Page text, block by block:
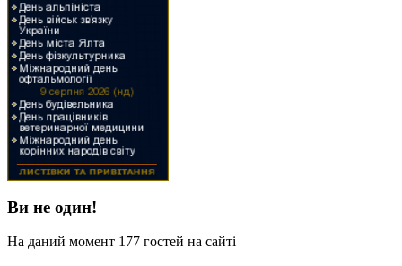
Ви не один!
На даний момент 177 гостей на сайті